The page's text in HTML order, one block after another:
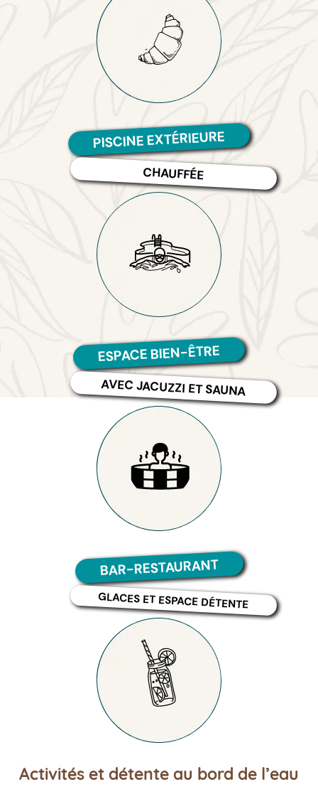
PISCINE EXTÉRIEURE
CHAUFFÉE
ESPACE BIEN-ÊTRE
AVEC JACUZZI ET SAUNA
BAR-RESTAURANT
GLACES ET ESPACE DÉTENTE
Activités et détente au bord de l’eau